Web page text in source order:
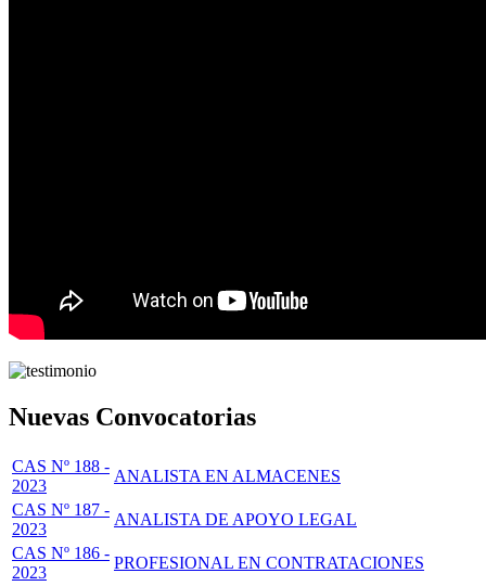
Nuevas Convocatorias
CAS Nº 188 -
2023
ANALISTA EN ALMACENES
CAS Nº 187 -
2023
ANALISTA DE APOYO LEGAL
CAS Nº 186 -
2023
PROFESIONAL EN CONTRATACIONES